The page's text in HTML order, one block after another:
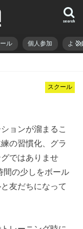
search
ル 個人参加 よく
スクール
ョンが溜まるこ
の習慣化、グラ
ではありませ
間の少しをボール
友だちになって